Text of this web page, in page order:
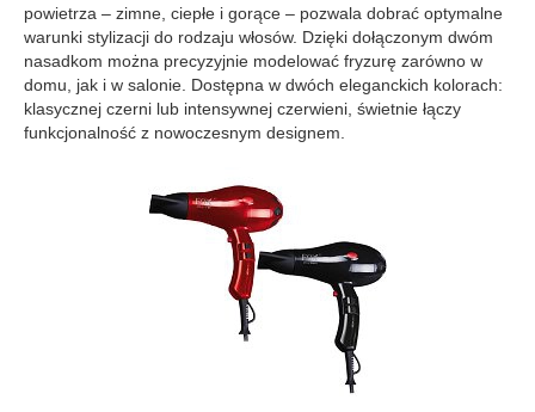
powietrza – zimne, ciepłe i gorące – pozwala dobrać optymalne
warunki stylizacji do rodzaju włosów. Dzięki dołączonym dwóm
nasadkom można precyzyjnie modelować fryzurę zarówno w
domu, jak i w salonie. Dostępna w dwóch eleganckich kolorach:
klasycznej czerni lub intensywnej czerwieni, świetnie łączy
funkcjonalność z nowoczesnym designem.